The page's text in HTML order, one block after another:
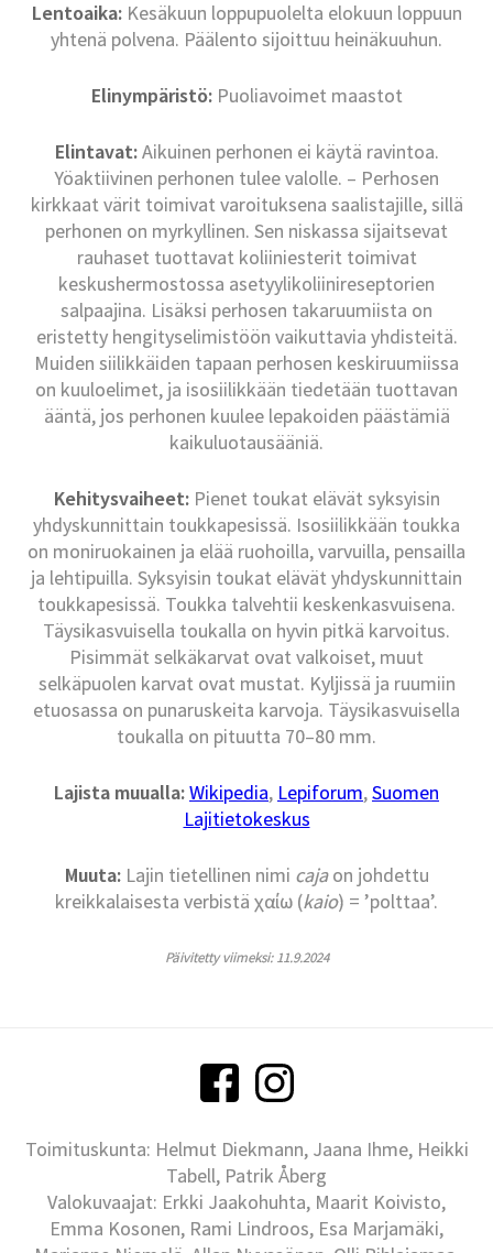
Lentoaika:Kesäkuun loppupuolelta elokuun loppuun
yhtenä polvena. Päälento sijoittuu heinäkuuhun.
Elinympäristö:Puoliavoimet maastot
Elintavat:Aikuinen perhonen ei käytä ravintoa.
Yöaktiivinen perhonen tulee valolle. – Perhosen
kirkkaat värit toimivat varoituksena saalistajille, sillä
perhonen on myrkyllinen. Sen niskassa sijaitsevat
rauhaset tuottavat koliiniesterit toimivat
keskushermostossa asetyylikoliinireseptorien
salpaajina. Lisäksi perhosen takaruumiista on
eristetty hengityselimistöön vaikuttavia yhdisteitä.
Muiden siilikkäiden tapaan perhosen keskiruumiissa
on kuuloelimet, ja isosiilikkään tiedetään tuottavan
ääntä, jos perhonen kuulee lepakoiden päästämiä
kaikuluotausääniä.
Kehitysvaiheet:Pienet toukat elävät syksyisin
yhdyskunnittain toukkapesissä. Isosiilikkään toukka
on moniruokainen ja elää ruohoilla, varvuilla, pensailla
ja lehtipuilla. Syksyisin toukat elävät yhdyskunnittain
toukkapesissä. Toukka talvehtii keskenkasvuisena.
Täysikasvuisella toukalla on hyvin pitkä karvoitus.
Pisimmät selkäkarvat ovat valkoiset, muut
selkäpuolen karvat ovat mustat. Kyljissä ja ruumiin
etuosassa on punaruskeita karvoja. Täysikasvuisella
toukalla on pituutta 70–80 mm.
Lajista muualla:Wikipedia, Lepiforum,Suomen
Lajitietokeskus
Muuta: Lajin tietellinen nimi cajaon johdettu
kreikkalaisesta verbistä χαίω (kaio) = ’polttaa’.
Päivitetty viimeksi: 11.9.2024
Toimituskunta: Helmut Diekmann, Jaana Ihme, Heikki
Tabell, Patrik Åberg
Valokuvaajat: Erkki Jaakohuhta, Maarit Koivisto,
Emma Kosonen, Rami Lindroos, Esa Marjamäki,